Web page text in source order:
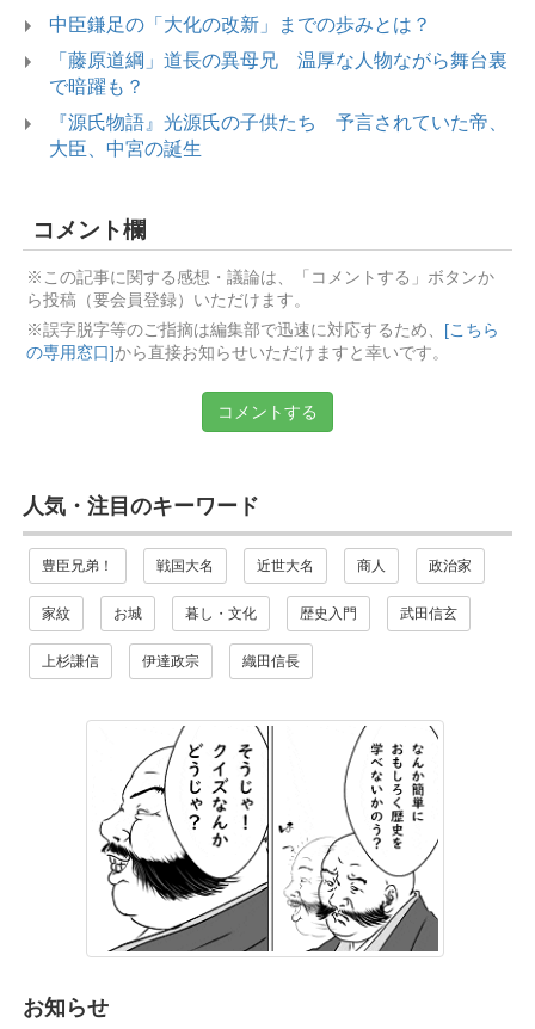
中臣鎌足の「大化の改新」までの歩みとは？
「藤原道綱」道長の異母兄 温厚な人物ながら舞台裏
で暗躍も？
『源氏物語』光源氏の子供たち 予言されていた帝、
大臣、中宮の誕生
コメント欄
※この記事に関する感想・議論は、「コメントする」ボタンか
ら投稿（要会員登録）いただけます。
※誤字脱字等のご指摘は編集部で迅速に対応するため、 [こちら
の専用窓口]から直接お知らせいただけますと幸いです。
コメントする
人気・注目のキーワード
豊臣兄弟！ 戦国大名 近世大名 商人 政治家
家紋 お城 暮し・文化 歴史入門 武田信玄
上杉謙信 伊達政宗 織田信長
お知らせ